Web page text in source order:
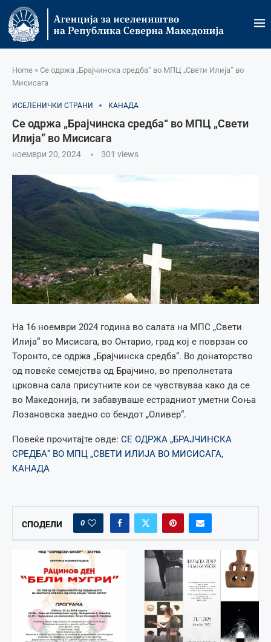
Home » Се одржа „Брајчинска средба“ во МПЦ „Свети Илија” во
Мисисага
ИСЕЛЕНИЧКИ СТРАНИ КАНАДА
Се одржа „Брајчинска средба“ во МПЦ „Свети
Илија” во Мисисага
ноември 20, 2024 301 views
На 16 ноември 2024 година во салата на МПС „Свети
Илија“ во Мисисага, во Онтарио, град кој е поврзан со
Торонто, се одржа „Брајчинска средба“. Во донаторство
од повеќе семејства од Брајчино, во преполнетата
црковна сала присутните кои се чувствуваа како да се
во Македонија, ги забавуваше естрадниот уметни Соња
Лозановска заедно со бендот „Оливер“.
Повеќе прочитајте овде: СЕ ОДРЖА „БРАЈЧИНСКА
СРЕДБА“ ВО МПЦ „СВЕТИ ИЛИЈА ВО МИСИСАГА,
КАНАДА
СПОДЕЛИ 0